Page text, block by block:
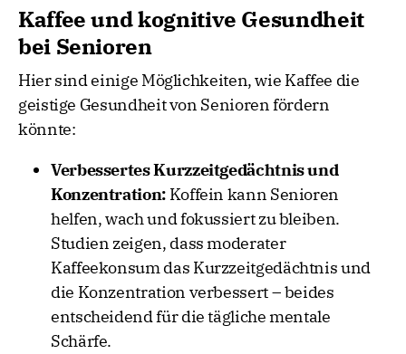
Kaffee und kognitive Gesundheit
bei Senioren
Hier sind einige Möglichkeiten, wie Kaffee die
geistige Gesundheit von Senioren fördern
könnte:
Verbessertes Kurzzeitgedächtnis und
Konzentration:Koffein kann Senioren
helfen, wach und fokussiert zu bleiben.
Studien zeigen, dass moderater
Kaffeekonsum das Kurzzeitgedächtnis und
die Konzentration verbessert – beides
entscheidend für die tägliche mentale
Schärfe.